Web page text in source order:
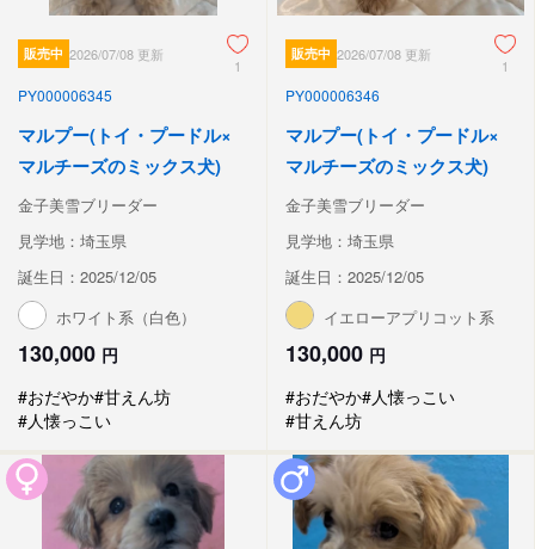
販売中 2026/07/08 更新
1
PY000006345
マルプー(トイ・プードル×
マルチーズのミックス犬)
金子美雪ブリーダー
見学地：埼玉県
誕生日：2025/12/05
ホワイト系（白色）
130,000 円
#おだやか#甘えん坊
#人懐っこい
販売中 2026/07/08 更新
1
PY000006346
マルプー(トイ・プードル×
マルチーズのミックス犬)
金子美雪ブリーダー
見学地：埼玉県
誕生日：2025/12/05
イエローアプリコット系
130,000 円
#おだやか#人懐っこい
#甘えん坊